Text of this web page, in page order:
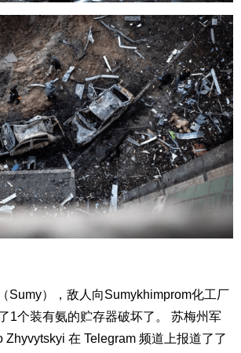
Sumy），敌人向Sumykhimprom化工厂
1个装有氨的贮存器破坏了。 苏梅州军
Zhyvytskyi 在 Telegram 频道上报道了了